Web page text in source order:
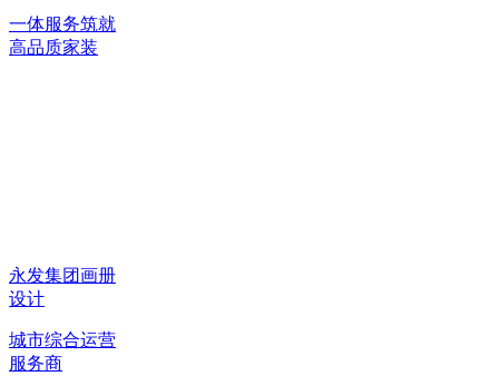
一体服务筑就
高品质家装
永发集团画册
设计
城市综合运营
服务商